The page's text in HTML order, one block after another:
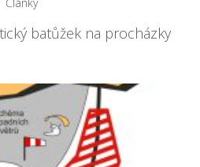
batůžek na procházky